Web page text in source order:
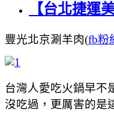
【台北捷運
豐光北京涮羊肉(fb粉
台灣人愛吃火鍋早不
沒吃過，更厲害的是